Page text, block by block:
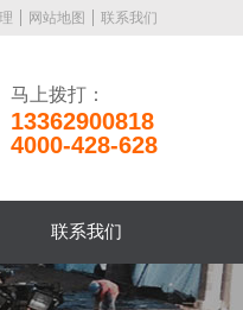
网站地图 联系我们
马上拨打：
13362900818
4000-428-628
联系我们